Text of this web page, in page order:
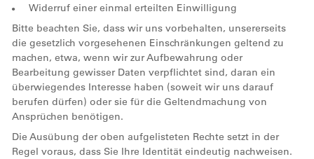
Widerruf einer einmal erteilten Einwilligung
Bitte beachten Sie, dass wir uns vorbehalten, unsererseits
die gesetzlich vorgesehenen Einschränkungen geltend zu
machen, etwa, wenn wir zur Aufbewahrung oder
Bearbeitung gewisser Daten verpflichtet sind, daran ein
überwiegendes Interesse haben (soweit wir uns darauf
berufen dürfen) oder sie für die Geltendmachung von
Ansprüchen benötigen.
Die Ausübung der oben aufgelisteten Rechte setzt in der
Regel voraus, dass Sie Ihre Identität eindeutig nachweisen.